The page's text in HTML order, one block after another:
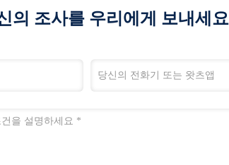
의 조사를 우리에게 보내세요